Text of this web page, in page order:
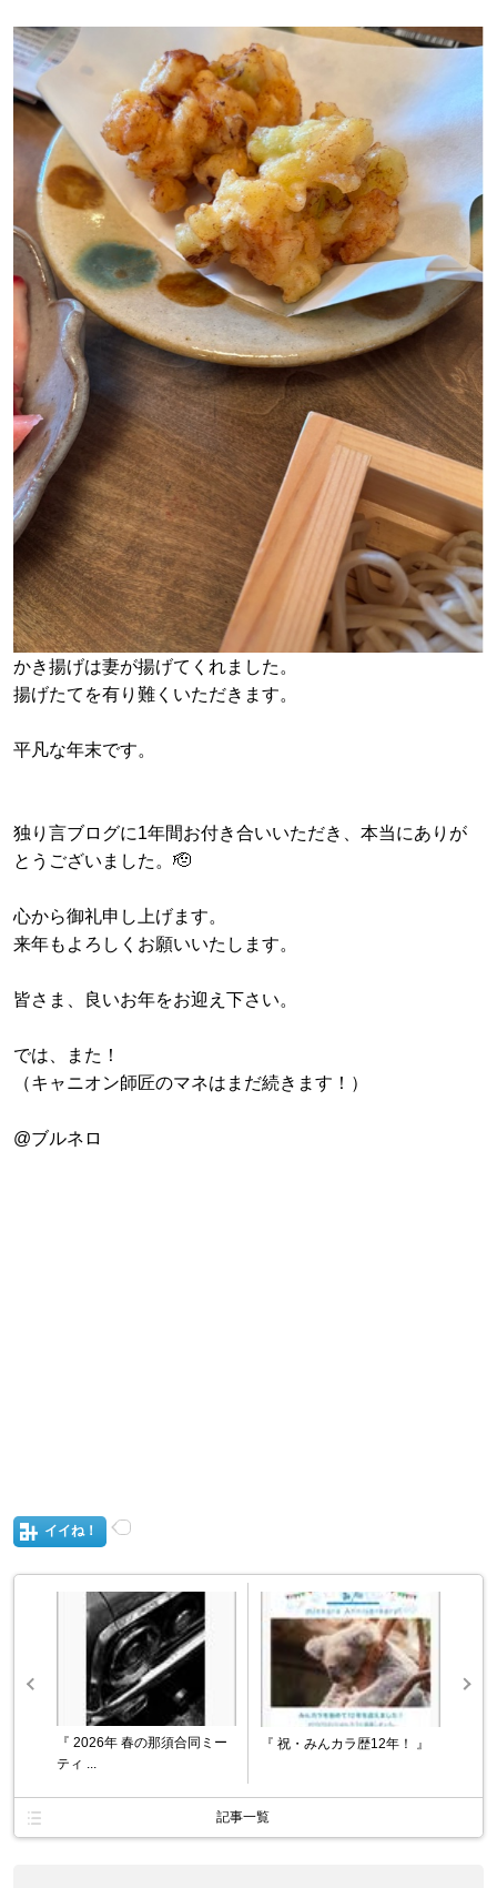
かき揚げは妻が揚げてくれました。
揚げたてを有り難くいただきます。
平凡な年末です。
独り言ブログに1年間お付き合いいただき、本当にありが
とうございました。🫡
心から御礼申し上げます。
来年もよろしくお願いいたします。
皆さま、良いお年をお迎え下さい。
では、また！
（キャニオン師匠のマネはまだ続きます！）
@ブルネロ
イイね！
『 2026年 春の那須合同ミー
ティ ...
『 祝・みんカラ歴12年！ 』
記事一覧